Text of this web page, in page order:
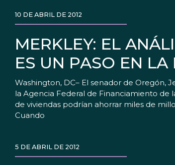
MERKLEY: EL
ES UN PASO EN LA
10 DE ABRIL DE 2012
Washington, DC– El senador de Oregón,
la Agencia Federal de Financiamiento de
de viviendas podrían ahorrar miles de
Cuando
5 DE ABRIL DE 2012